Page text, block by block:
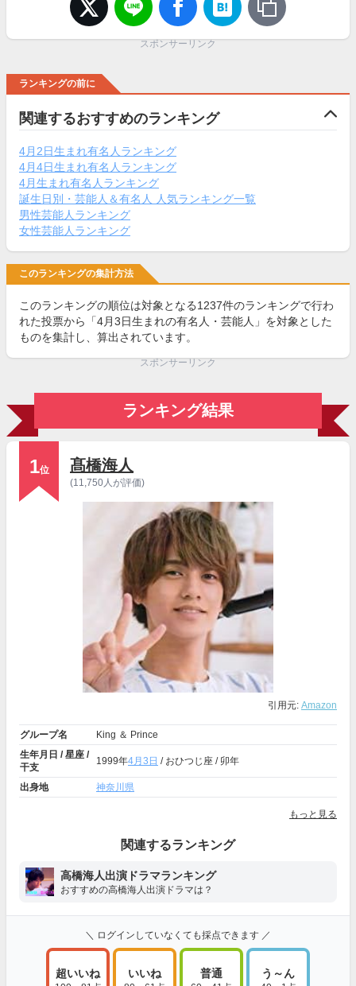
スポンサーリンク
ランキングの前に
関連するおすすめのランキング
4月2日生まれ有名人ランキング
4月4日生まれ有名人ランキング
4月生まれ有名人ランキング
誕生日別・芸能人＆有名人 人気ランキング一覧
男性芸能人ランキング
女性芸能人ランキング
このランキングの集計方法
このランキングの順位は対象となる1237件のランキングで行わ
れた投票から「4月3日生まれの有名人・芸能人」を対象とした
ものを集計し、算出されています。
スポンサーリンク
ランキング結果
1位 髙橋海人
(11,750人が評価)
引用元: Amazon
グループ名
King ＆ Prince
生年月日 / 星座 /
干支
1999年4月3日 / おひつじ座 / 卯年
出身地 神奈川県
もっと見る
関連するランキング
高橋海人出演ドラマランキング
おすすめの高橋海人出演ドラマは？
＼ ログインしていなくても採点できます ／
超いいね いいね 普通 う～ん